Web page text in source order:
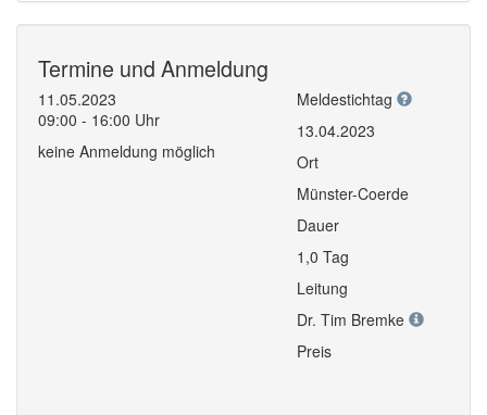
Termine und Anmeldung
11.05.2023
09:00 - 16:00 Uhr
keine Anmeldung möglich
Meldestichtag
13.04.2023
Ort
Münster-Coerde
Dauer
1,0 Tag
Leitung
Dr. Tim Bremke
Preis